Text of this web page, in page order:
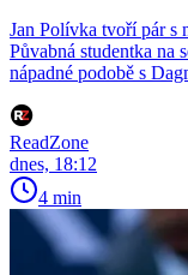
Jan Polívka tvoří pár s
Půvabná studentka na
nápadné podobě s
ReadZone
dnes, 18:12
4 min